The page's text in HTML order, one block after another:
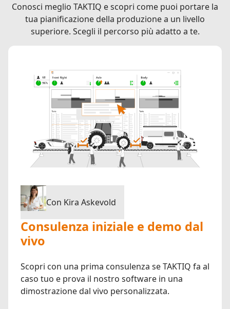
Conosci meglio TAKTIQ e scopri come puoi portare la
tua pianificazione della produzione a un livello
superiore. Scegli il percorso più adatto a te.
Con Kira Askevold
Consulenza iniziale e demo dal
vivo
Scopri con una prima consulenza se TAKTIQ fa al
caso tuo e prova il nostro software in una
dimostrazione dal vivo personalizzata.